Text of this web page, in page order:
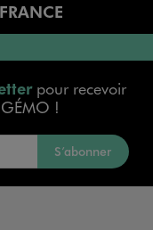
pour recevoir
!
S’abonner